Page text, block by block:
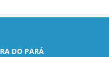
DO PARÁ